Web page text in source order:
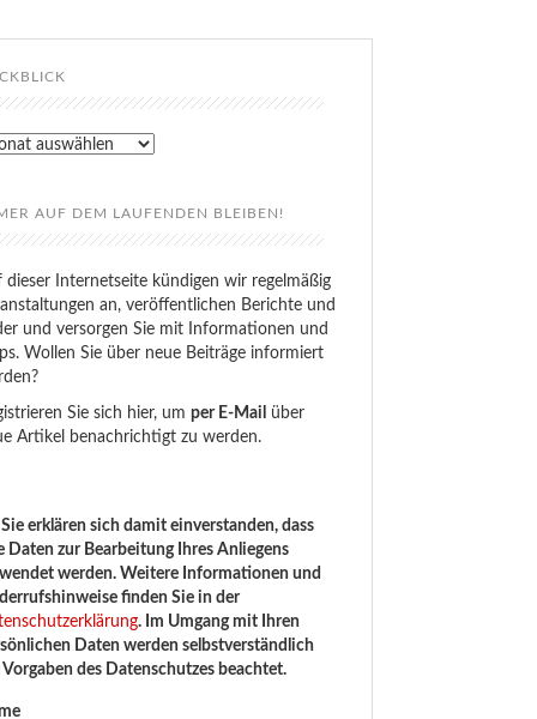
AUF DEM LAUFENDEN BLEIBEN!
dieser Internetseite kündigen wir regelmäßig
an, veröffentlichen Berichte und
und versorgen Sie mit Informationen und
Wollen Sie über neue Beiträge informiert
Sie sich hier, umper E-Mail
über
Artikel benachrichtigt zu werden.
Sie erklären sich damit einverstanden, dass
Daten zur Bearbeitung Ihres Anliegens
werden. Weitere Informationen und
finden Sie in der
. Im Umgang mit Ihren
Daten werden selbstverständlich
Vorgaben des Datenschutzes beachtet.